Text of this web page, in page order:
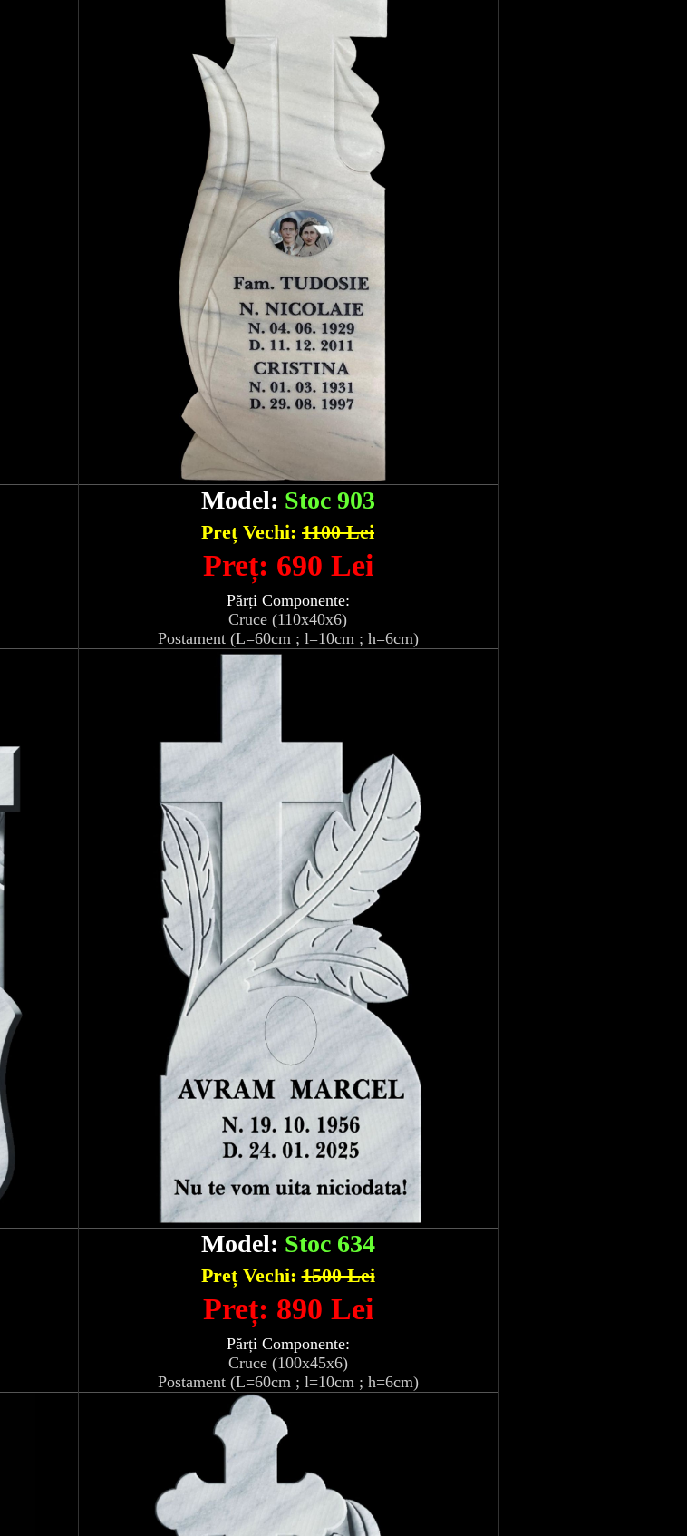
Model: Stoc 903
Preț Vechi: 1100 Lei
Preț: 690 Lei
Părți Componente:
Cruce (110x40x6)
Postament (L=60cm ; l=10cm ; h=6cm)
Model: Stoc 634
Preț Vechi:1500 Lei
Preț: 890 Lei
Părți Componente:
Cruce (100x45x6)
Postament (L=60cm ; l=10cm ; h=6cm)